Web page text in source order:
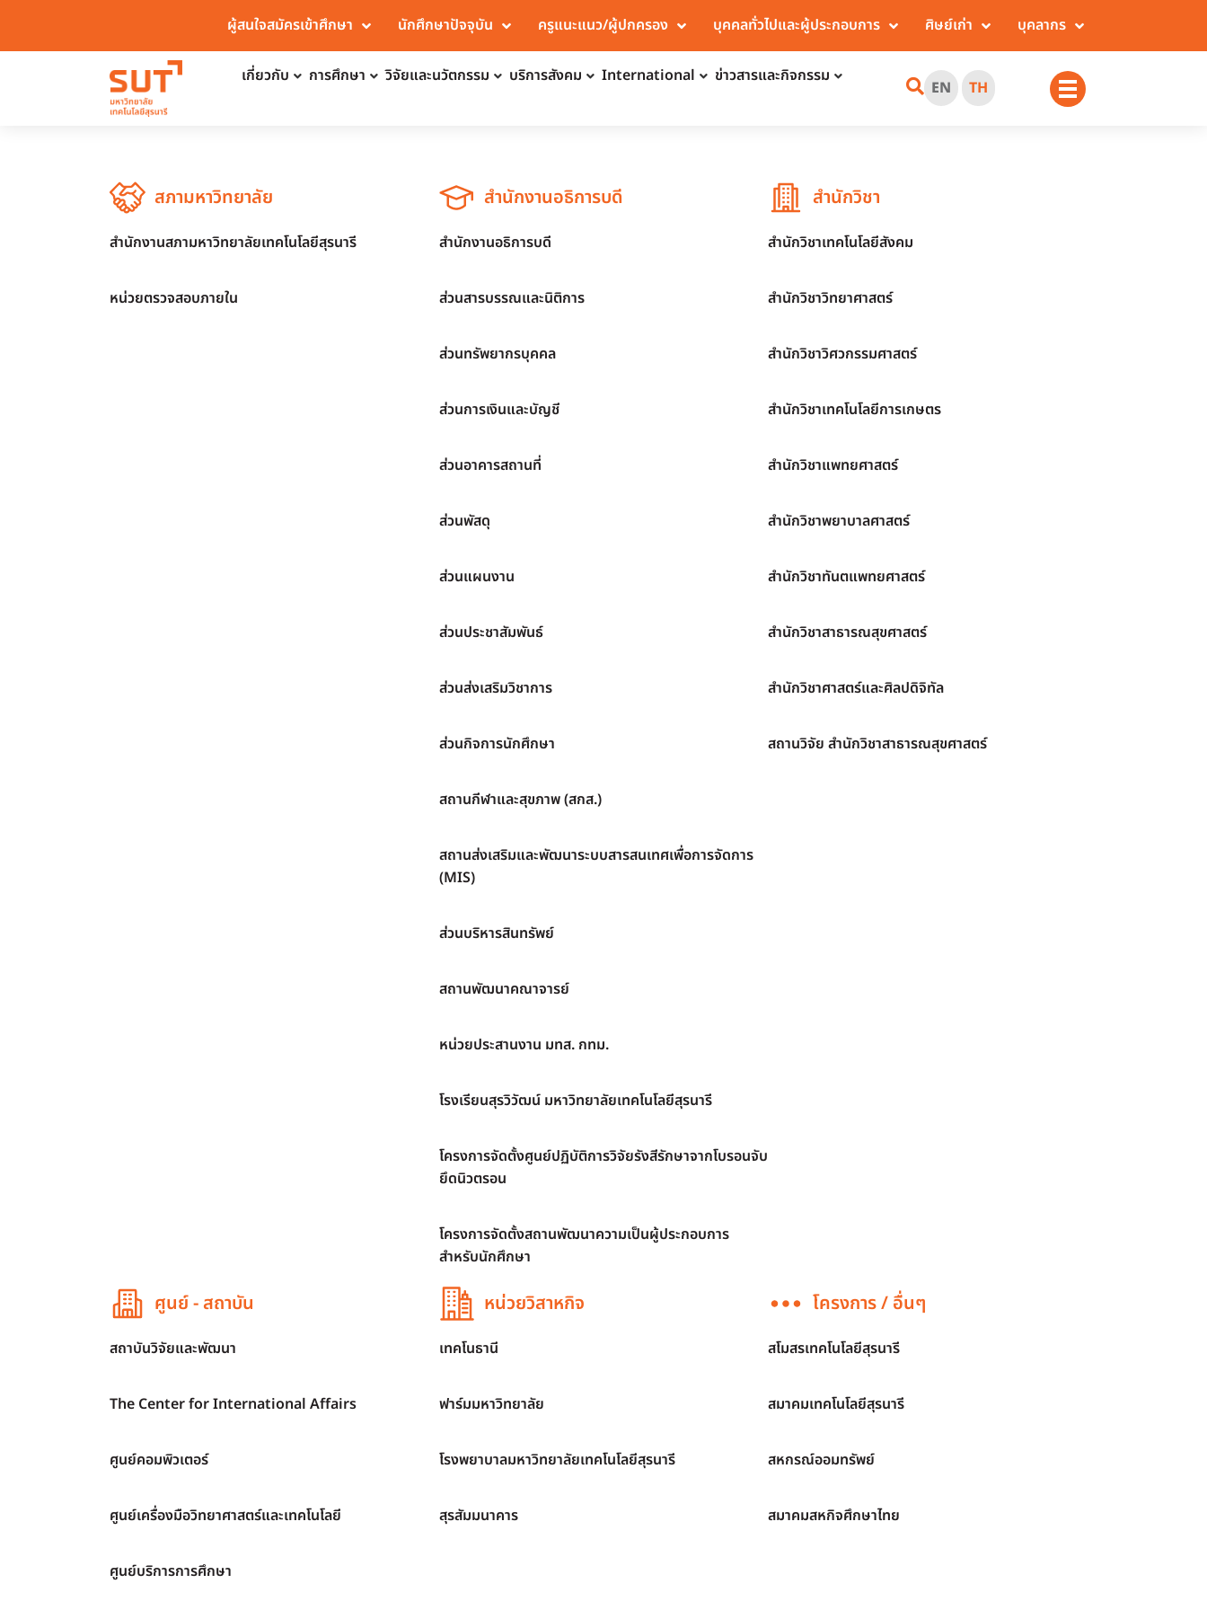
ผู้สนใจสมัครเข้าศึกษา นักศึกษาปัจจุบัน ครูแนะแนว/ผู้ปกครอง บุคคลทั่วไปและผู้ประกอบการ ศิษย์เก่า บุคลากร
เกี่ยวกับ การศึกษา วิจัยและนวัตกรรม บริการสังคม International ข่าวสารและกิจกรรม
EN TH
สภามหาวิทยาลัย
สำนักงานสภามหาวิทยาลัยเทคโนโลยีสุรนารี
หน่วยตรวจสอบภายใน
สำนักงานอธิการบดี
สำนักงานอธิการบดี
ส่วนสารบรรณและนิติการ
ส่วนทรัพยากรบุคคล
ส่วนการเงินและบัญชี
ส่วนอาคารสถานที่
ส่วนพัสดุ
ส่วนแผนงาน
ส่วนประชาสัมพันธ์
ส่วนส่งเสริมวิชาการ
ส่วนกิจการนักศึกษา
สถานกีฬาและสุขภาพ (สกส.)
สถานส่งเสริมและพัฒนาระบบสารสนเทศเพื่อการจัดการ
(MIS)
ส่วนบริหารสินทรัพย์
สถานพัฒนาคณาจารย์
หน่วยประสานงาน มทส. กทม.
โรงเรียนสุรวิวัฒน์ มหาวิทยาลัยเทคโนโลยีสุรนารี
โครงการจัดตั้งศูนย์ปฏิบัติการวิจัยรังสีรักษาจากโบรอนจับ
ยึดนิวตรอน
โครงการจัดตั้งสถานพัฒนาความเป็นผู้ประกอบการ
สำหรับนักศึกษา
สำนักวิชา
สำนักวิชาเทคโนโลยีสังคม
สำนักวิชาวิทยาศาสตร์
สำนักวิชาวิศวกรรมศาสตร์
สำนักวิชาเทคโนโลยีการเกษตร
สำนักวิชาแพทยศาสตร์
สำนักวิชาพยาบาลศาสตร์
สำนักวิชาทันตแพทยศาสตร์
สำนักวิชาสาธารณสุขศาสตร์
สำนักวิชาศาสตร์และศิลปดิจิทัล
สถานวิจัย สำนักวิชาสาธารณสุขศาสตร์
ศูนย์ - สถาบัน
สถาบันวิจัยและพัฒนา
The Center for International Affairs
ศูนย์คอมพิวเตอร์
ศูนย์เครื่องมือวิทยาศาสตร์และเทคโนโลยี
ศูนย์บริการการศึกษา
หน่วยวิสาหกิจ
เทคโนธานี
ฟาร์มมหาวิทยาลัย
โรงพยาบาลมหาวิทยาลัยเทคโนโลยีสุรนารี
สุรสัมมนาคาร
โครงการ / อื่นๆ
สโมสรเทคโนโลยีสุรนารี
สมาคมเทคโนโลยีสุรนารี
สหกรณ์ออมทรัพย์
สมาคมสหกิจศึกษาไทย